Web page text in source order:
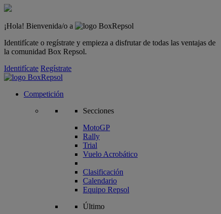
¡Hola! Bienvenida/o a
Identifícate o regístrate y empieza a disfrutar de todas las ventajas de
la comunidad Box Repsol.
Identifícate Regístrate
Competición
Secciones
MotoGP
Rally
Trial
Vuelo Acrobático
Clasificación
Calendario
Equipo Repsol
Último